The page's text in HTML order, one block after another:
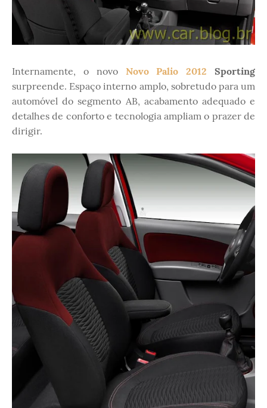
Internamente, o novo Novo Palio 2012 Sporting
surpreende. Espaço interno amplo, sobretudo para um
automóvel do segmento AB, acabamento adequado e
detalhes de conforto e tecnologia ampliam o prazer de
dirigir.